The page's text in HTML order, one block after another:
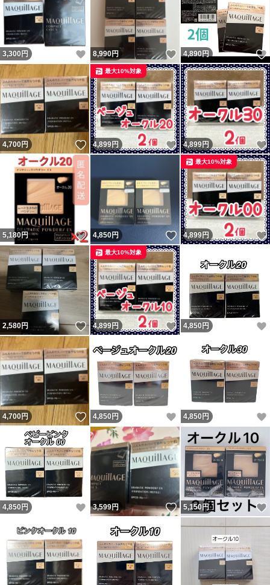
3,300 円 いいね！
8,990円 いいね！
4,890 円
4,700円 いいね！
4,899円 いいね！
最大10%対象
4,899円
5,180円 いいね！
4,850円 いいね！
4,899円
最大10%対象
2,580円 いいね！
4,899円 いいね！
最大10%対象
4,850 円
4,700円 いいね！
4,850 円 いいね！
4,850 円
4,850 円 いいね！
3,599円 いいね！
5,150円